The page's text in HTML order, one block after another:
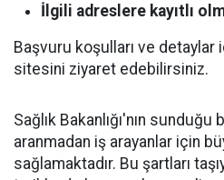
İlgili adreslere kayıtlı
Başvuru koşulları ve
sitesini ziyaret edebilirsiniz.
Sağlık Bakanlığı'nın sunduğu
aranmadan iş arayanlar için
sağlamaktadır. Bu şartları